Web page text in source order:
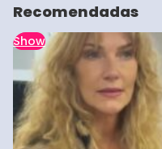
Recomendadas
Show